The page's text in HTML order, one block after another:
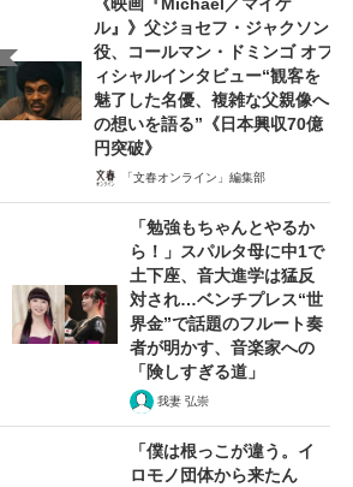
ル』》父ジョセフ・ジャクソン
役、コールマン・ドミンゴ オフ
ィシャルインタビュー“観客を
魅了した名優、複雑な父親像へ
の想いを語る”《日本興収70億
円突破》
「文春オンライン」編集部
「勉強もちゃんとやるか
ら！」スパルタ母に中1で
土下座、音大進学は猛反
対され…ベンチプレス“世
界金”で話題のフルート奏
者が明かす、音楽家への
「険しすぎる道」
我妻 弘崇
「僕は根っこが違う。イ
ロモノ団体から来たん